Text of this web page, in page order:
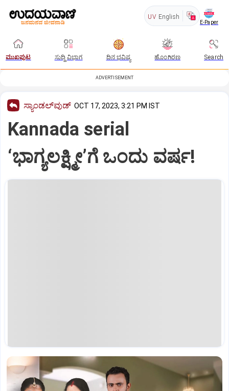
UV English
E-Paper
ಮುಖಪುಟ ಸುದ್ದಿ ವಿಭಾಗ ದಿನ ಭವಿಷ್ಯ ಹೊಂಗಿರಣ Search
ADVERTISEMENT
ಸ್ಯಾಂಡಲ್‌ವುಡ್‌ OCT 17, 2023, 3:21 PM IST
Kannada serial
‘ಭಾಗ್ಯಲಕ್ಷ್ಮೀ’ಗೆ ಒಂದು ವರ್ಷ!